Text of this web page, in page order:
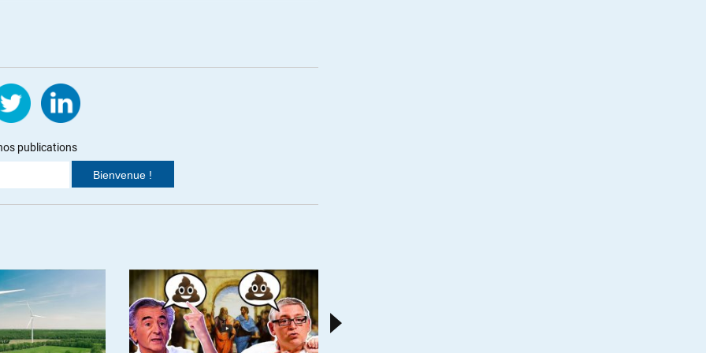
l’énergie en disant que bon, finalement si on avait une source
irait tout aussi bien, je trouve ça vraiment partial. Et quand il
étaient moins grande aujourd’hui que dans le passé, je
sont toujours aussi pauvres, et les riches n’ont jamais été
dire que la France appartient à Macron.
du monde ». On dirait que Taddei n’arrive pas à l’entendre
pas à ne pas défendre la thèse inverse que celle de son invité.
une des dernières émission, ou il feint de ne pas comprendre la
organisée, et une décroissance subie…
des opinions, mais quand il les défend face à des invités, ou
publications